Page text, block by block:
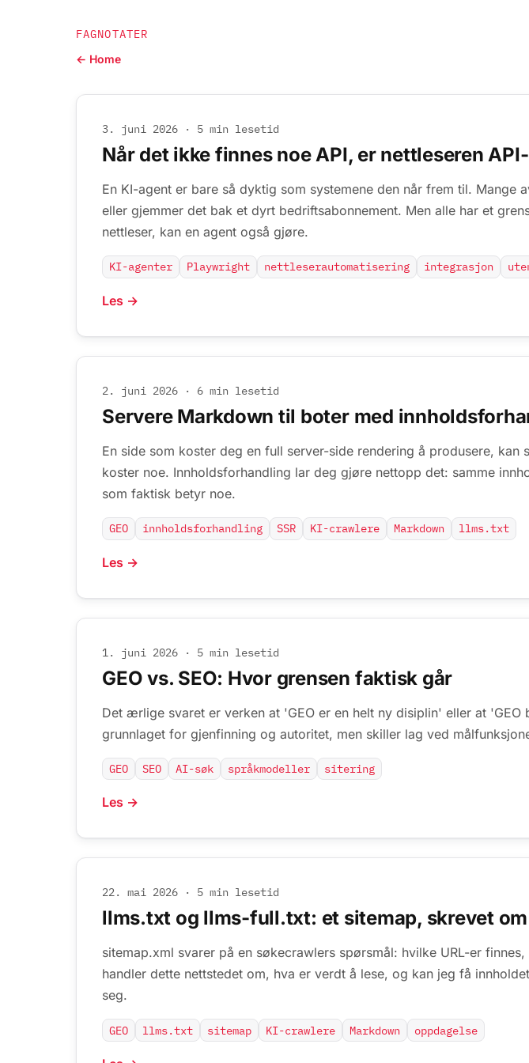
FAGNOTATER
← Home
3. juni 2026 · 5 min lesetid
Når det ikke finnes noe API, er nettleseren
En KI-agent er bare så dyktig som systemene den når frem til.
eller gjemmer det bak et dyrt bedriftsabonnement. Men alle har et
nettleser, kan en agent også gjøre.
KI-agenter Playwright nettleserautomatisering integrasjon
Les →
2. juni 2026 · 6 min lesetid
Servere Markdown til boter med
En side som koster deg en full server-side rendering å produsere,
koster noe. Innholdsforhandling lar deg gjøre nettopp det: samme
som faktisk betyr noe.
GEO innholdsforhandling SSR KI-crawlere Markdown llms.txt
Les →
1. juni 2026 · 5 min lesetid
GEO vs. SEO: Hvor grensen faktisk går
Det ærlige svaret er verken at 'GEO er en helt ny disiplin' eller at 'GEO
grunnlaget for gjenfinning og autoritet, men skiller lag ved
GEO SEO AI-søk språkmodeller sitering
Les →
22. mai 2026 · 5 min lesetid
llms.txt og llms-full.txt: et sitemap, skrevet
sitemap.xml svarer på en søkecrawlers spørsmål: hvilke URL-er
handler dette nettstedet om, hva er verdt å lese, og kan jeg få
seg.
GEO llms.txt sitemap KI-crawlere Markdown oppdagelse